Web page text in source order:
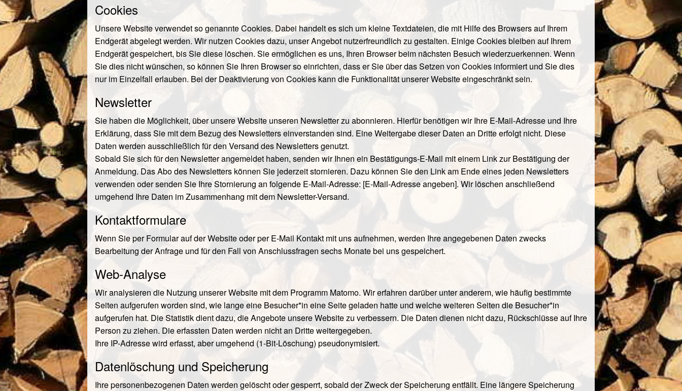
Cookies
Unsere Website verwendet so genannte Cookies. Dabei handelt es sich um kleine Textdateien, die mit Hilfe des Browsers auf Ihrem
Endgerät abgelegt werden. Wir nutzen Cookies dazu, unser Angebot nutzerfreundlich zu gestalten. Einige Cookies bleiben auf Ihrem
Endgerät gespeichert, bis Sie diese löschen. Sie ermöglichen es uns, Ihren Browser beim nächsten Besuch wiederzuerkennen. Wenn
Sie dies nicht wünschen, so können Sie Ihren Browser so einrichten, dass er Sie über das Setzen von Cookies informiert und Sie dies
nur im Einzelfall erlauben. Bei der Deaktivierung von Cookies kann die Funktionalität unserer Website eingeschränkt sein.
Newsletter
Sie haben die Möglichkeit, über unsere Website unseren Newsletter zu abonnieren. Hierfür benötigen wir Ihre E-Mail-Adresse und Ihre
Erklärung, dass Sie mit dem Bezug des Newsletters einverstanden sind. Eine Weitergabe dieser Daten an Dritte erfolgt nicht. Diese
Daten werden ausschließlich für den Versand des Newsletters genutzt.
Sobald Sie sich für den Newsletter angemeldet haben, senden wir Ihnen ein Bestätigungs-E-Mail mit einem Link zur Bestätigung der
Anmeldung. Das Abo des Newsletters können Sie jederzeit stornieren. Dazu können Sie den Link am Ende eines jeden Newsletters
verwenden oder senden Sie Ihre Stornierung an folgende E-Mail-Adresse: [E-Mail-Adresse angeben]. Wir löschen anschließend
umgehend Ihre Daten im Zusammenhang mit dem Newsletter-Versand.
Kontaktformulare
Wenn Sie per Formular auf der Website oder per E-Mail Kontakt mit uns aufnehmen, werden Ihre angegebenen Daten zwecks
Bearbeitung der Anfrage und für den Fall von Anschlussfragen sechs Monate bei uns gespeichert.
Web-Analyse
Wir analysieren die Nutzung unserer Website mit dem Programm Matomo. Wir erfahren darüber unter anderem, wie häufig bestimmte
Seiten aufgerufen worden sind, wie lange eine Besucher*in eine Seite geladen hatte und welche weiteren Seiten die Besucher*in
aufgerufen hat. Die Statistik dient dazu, die Angebote unsere Website zu verbessern. Die Daten dienen nicht dazu, Rückschlüsse auf Ihre
Person zu ziehen. Die erfassten Daten werden nicht an Dritte weitergegeben.
Ihre IP-Adresse wird erfasst, aber umgehend (1-Bit-Löschung) pseudonymisiert.
Datenlöschung und Speicherung
Ihre personenbezogenen Daten werden gelöscht oder gesperrt, sobald der Zweck der Speicherung entfällt. Eine längere Speicherung